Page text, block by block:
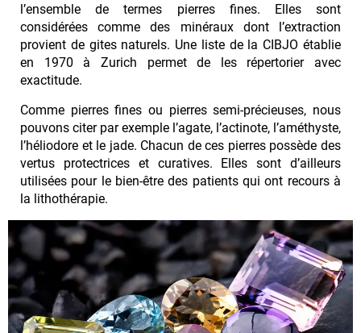
l’ensemble de termes pierres fines. Elles sont
considérées comme des minéraux dont l’extraction
provient de gites naturels. Une liste de la CIBJO établie
en 1970 à Zurich permet de les répertorier avec
exactitude.
Comme pierres fines ou pierres semi-précieuses, nous
pouvons citer par exemple l’agate, l’actinote, l’améthyste,
l’héliodore et le jade. Chacun de ces pierres possède des
vertus protectrices et curatives. Elles sont d’ailleurs
utilisées pour le bien-être des patients qui ont recours à
la lithothérapie.